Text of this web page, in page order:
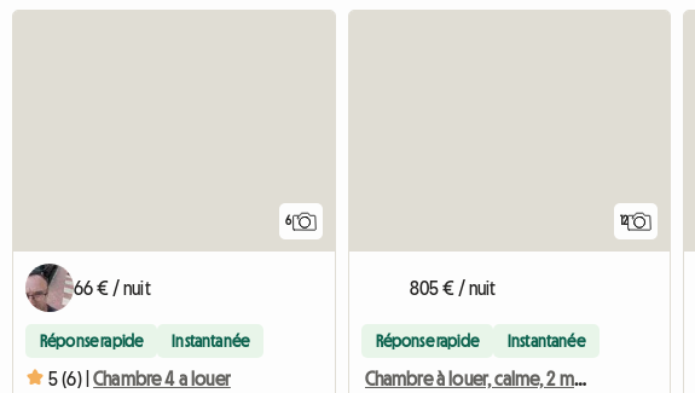
6
66 € / nuit
Réponse rapide Instantanée
5 (6) | Chambre 4 a louer
12
805 € / nuit
Réponse rapide Instantanée
Chambre à louer, calme, 2 min. de la gare de Bienne